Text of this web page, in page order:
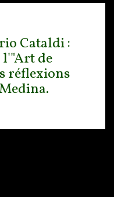
Cataldi :
l'"Art de
réflexions